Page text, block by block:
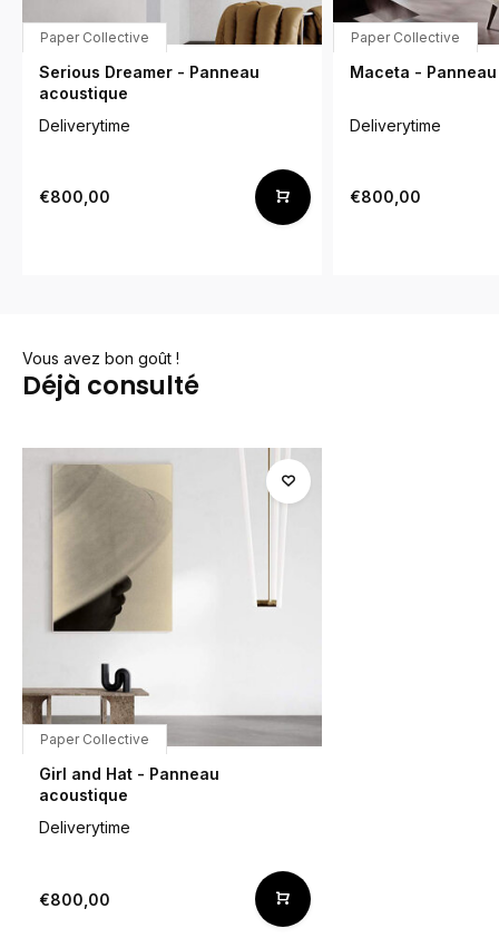
Paper Collective
Serious Dreamer - Panneau
acoustique
Deliverytime
€800,00
Paper Collective
Maceta -
Deliverytime
€800,00
Vous avez bon goût !
Déjà consulté
Paper Collective
Girl and Hat - Panneau
acoustique
Deliverytime
€800,00